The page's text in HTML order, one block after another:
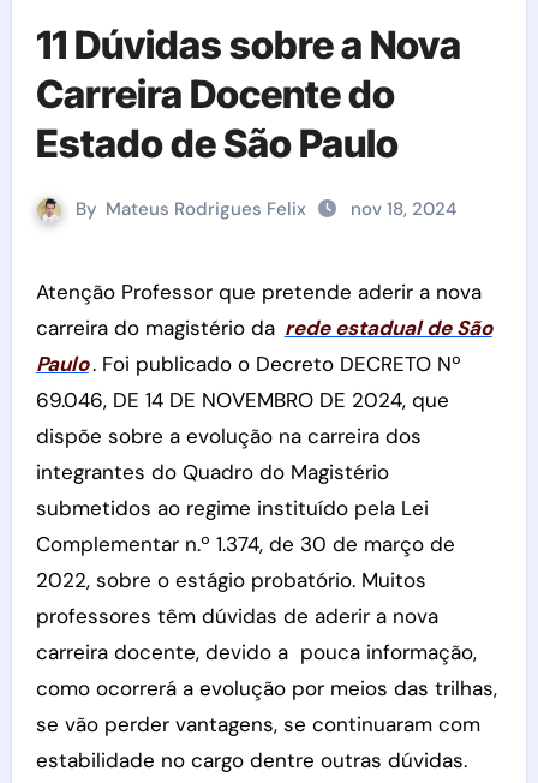
11 Dúvidas sobre a Nova
Carreira Docente do
Estado de São Paulo
By Mateus Rodrigues Felix nov 18, 2024
Atenção Professor que pretende aderir a nova
carreira do magistério da rede estadual de São
Paulo. Foi publicado o Decreto DECRETO Nº
69.046, DE 14 DE NOVEMBRO DE 2024, que
dispõe sobre a evolução na carreira dos
integrantes do Quadro do Magistério
submetidos ao regime instituído pela Lei
Complementar n.º 1.374, de 30 de março de
2022, sobre o estágio probatório. Muitos
professores têm dúvidas de aderir a nova
carreira docente, devido a pouca informação,
como ocorrerá a evolução por meios das trilhas,
se vão perder vantagens, se continuaram com
estabilidade no cargo dentre outras dúvidas.